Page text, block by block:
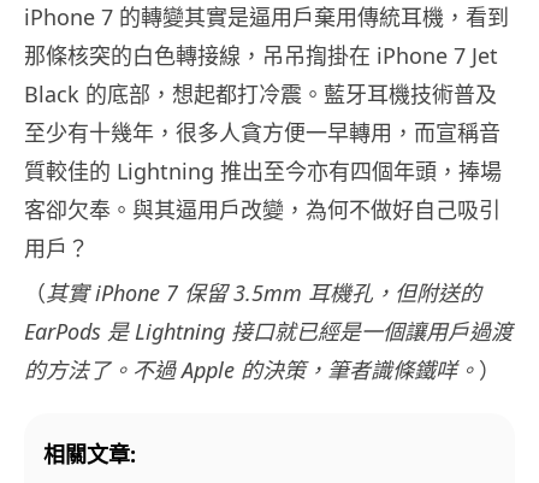
iPhone 7 的轉變其實是逼用戶棄用傳統耳機，看到
那條核突的白色轉接線，吊吊揈掛在 iPhone 7 Jet
Black 的底部，想起都打冷震。藍牙耳機技術普及
至少有十幾年，很多人貪方便一早轉用，而宣稱音
質較佳的 Lightning 推出至今亦有四個年頭，捧場
客卻欠奉。與其逼用戶改變，為何不做好自己吸引
用戶？
（其實 iPhone 7 保留 3.5mm 耳機孔，但附送的
EarPods 是 Lightning 接口就已經是一個讓用戶過渡
的方法了。不過 Apple 的決策，筆者識條鐵咩。 ）
相關文章: